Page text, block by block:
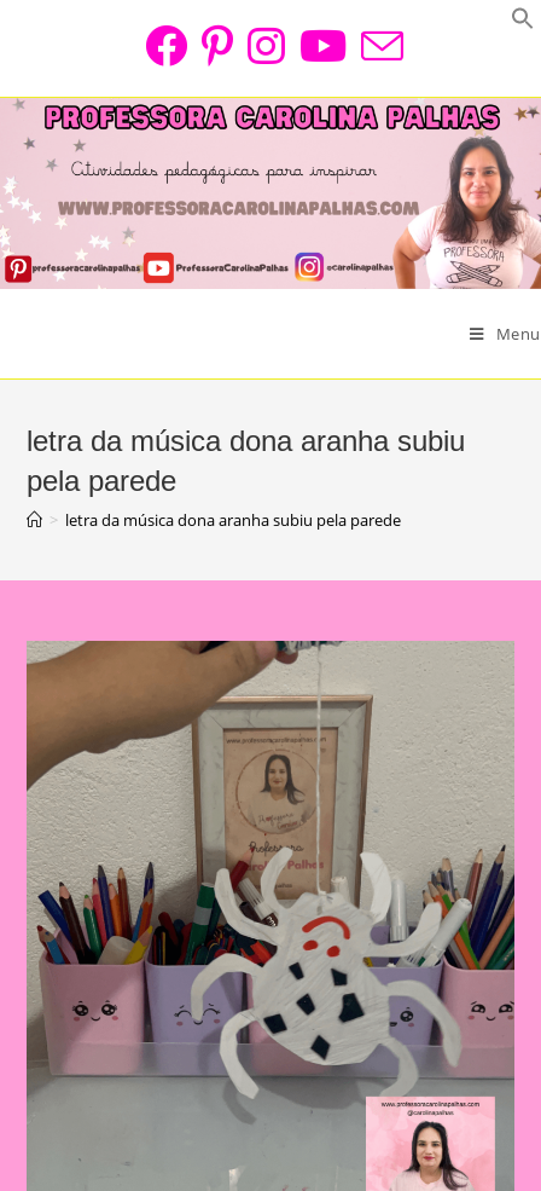
Menu
letra da música dona aranha subiu
pela parede
> letra da música dona aranha subiu pela parede